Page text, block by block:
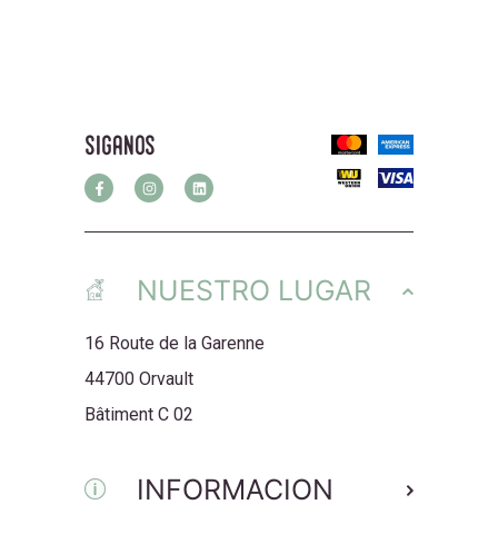
siganos
NUESTRO LUGAR
16 Route de la Garenne
44700 Orvault
Bâtiment C 02
INFORMACION